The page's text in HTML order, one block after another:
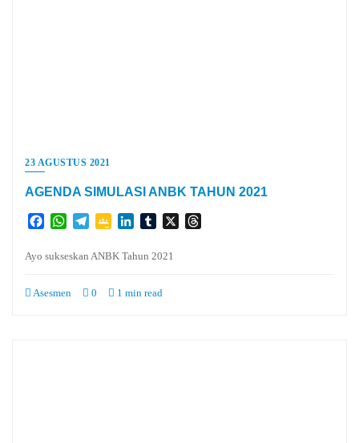
23 AGUSTUS 2021
AGENDA SIMULASI ANBK TAHUN 2021
FacebookWhatsApp
TelegramGoogleLinkedInTumblr
X
Ayo sukseskan ANBK Tahun 2021
Asesmen 0 1 min read